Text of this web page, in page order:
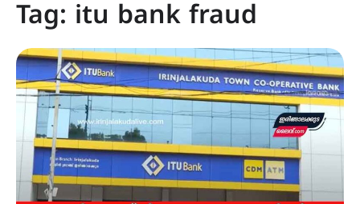
Tag: itu bank fraud